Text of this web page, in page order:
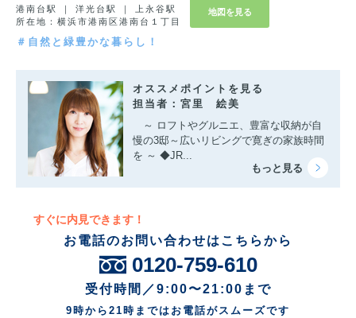
港南台駅 ｜ 洋光台駅 ｜ 上永谷駅
所在地：横浜市港南区港南台１丁目
地図を見る
＃自然と緑豊かな暮らし！
オススメポイントを見る
担当者：宮里 絵美
～ ロフトやグルニエ、豊富な収納が自
慢の3邸～広いリビングで寛ぎの家族時間
を ～ ◆JR...
すぐに内見できます！
お電話のお問い合わせはこちらから
0120-759-610
受付時間／9:00〜21:00まで
9時から21時まではお電話がスムーズです